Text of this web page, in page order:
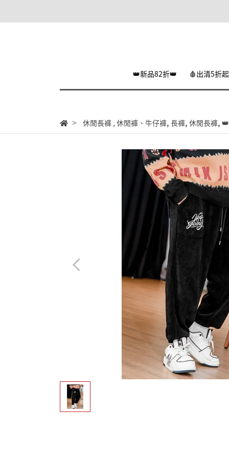
👑新品82折👑 🩸出清5折
休閒長褲, 休閒褲、牛仔褲, 長褲, 休閒長褲,